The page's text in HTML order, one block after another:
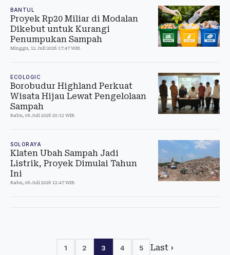
BANTUL
Proyek Rp20 Miliar di Modalan
Dikebut untuk Kurangi
Penumpukan Sampah
Minggu, 12 Juli 2026 17:47 WIB
ECOLOGIC
Borobudur Highland Perkuat
Wisata Hijau Lewat Pengelolaan
Sampah
Rabu, 08 Juli 2026 20:12 WIB
SOLORAYA
Klaten Ubah Sampah Jadi
Listrik, Proyek Dimulai Tahun
Ini
Rabu, 08 Juli 2026 12:47 WIB
1 2 3 4 5 Last ›